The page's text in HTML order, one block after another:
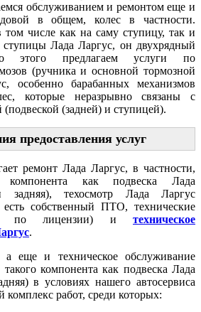
обслуживанием и ремонтом еще и
в общем, колес в частности.
числе как на саму ступицу, так и
Лада Ларгус, он двухрядный
этого предлагаем услуги по
(ручника и основной тормозной
особенно барабанных механизмов
которые неразрывно связаны с
(задней) и ступицей).
предоставления услуг
ремонт Лада Ларгус, в частности,
как подвеска Лада
задняя), техосмотр Лада Ларгус
собственный ПТО, технические
по лицензии) и техническое
.
еще и техническое обслуживание
компонента как подвеска Лада
в условиях нашего автосервиса
работ, среди которых: